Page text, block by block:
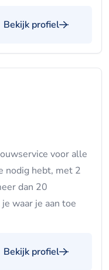
Bekijk profiel
voor alle
nodig hebt, met 2
dan 20
waar je aan toe
Bekijk profiel